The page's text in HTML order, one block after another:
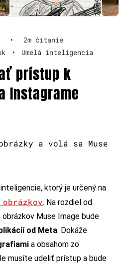
•
2m čítanie
• Umelá inteligencia
prístup k
Instagrame
a volá sa Muse
ktorý je určený na
. Na rozdiel od
Muse Image bude
od Meta. Dokáže
a obsahom zo
musíte udeliť prístup a bude